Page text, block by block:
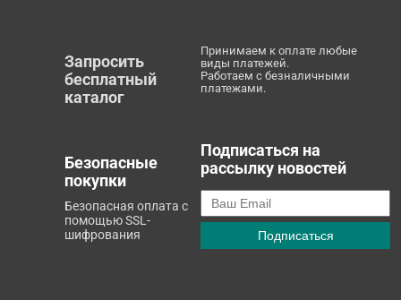
Запросить
бесплатный
каталог
Принимаем к оплате любые
виды платежей.
Работаем с безналичными
платежами.
Безопасные
покупки
Безопасная оплата с
помощью SSL-
шифрования
Подписаться на
рассылку новостей